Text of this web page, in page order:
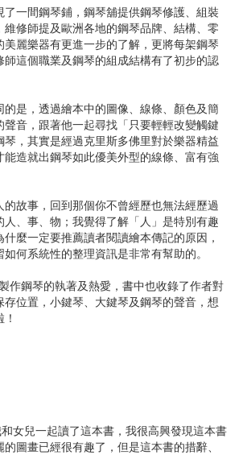
一間鋼琴鋪，鋼琴舖提供鋼琴修護、組裝
修師提及歐洲各地的鋼琴品牌、結構、零
麗樂器有更進一步的了解，更將每架鋼琴
這個職業及鋼琴的組成結構有了初步的認
是，透過繪本中的圖像、線條、顏色及簡
音，跟著他一起尋找「只要輕輕改變觸鍵
，其實是經過克里斯多佛里對於樂器精益
造就出鋼琴如此優美外型的線條、富有強
故事，回到那個你不曾經歷也無法經歷過
、事、物；我覺得了解「人」是特別有趣
麼一定要推薦讀者閱讀繪本傳記的原因，
何系統性的整理資訊是非常有幫助的。
作鋼琴的執著及熱愛，書中也收錄了作者對
位置，小鍵琴、大鍵琴及鋼琴的聲音，想
女兒一起讀了這本書，我很高興發現這本書
圖畫已經很有趣了，但是這本書的措辭、